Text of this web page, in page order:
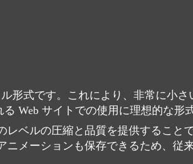
形式です。これにより、非常に小
Web サイトでの使用に理想的な形
レベルの圧縮と品質を提供すること
ニメーションも保存できるため、従